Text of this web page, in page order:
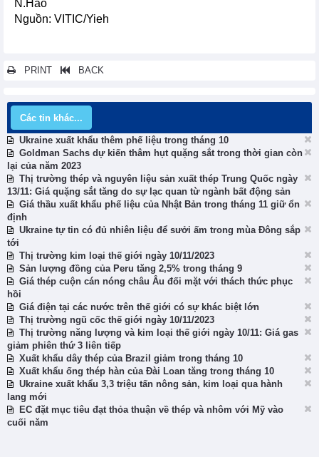
N.Hao
Nguồn: VITIC/Yieh
PRINT BACK
Các tin khác...
Ukraine xuất khẩu thêm phế liệu trong tháng 10
Goldman Sachs dự kiến thâm hụt quặng sắt trong thời gian còn
lại của năm 2023
Thị trường thép và nguyên liệu sản xuất thép Trung Quốc ngày
13/11: Giá quặng sắt tăng do sự lạc quan từ ngành bất động sản
Giá thầu xuất khẩu phế liệu của Nhật Bản trong tháng 11 giữ ổn
định
Ukraine tự tin có đủ nhiên liệu để sưởi ấm trong mùa Đông sắp
tới
Thị trường kim loại thế giới ngày 10/11/2023
Sản lượng đồng của Peru tăng 2,5% trong tháng 9
Giá thép cuộn cán nóng châu Âu đối mặt với thách thức phục
hồi
Giá điện tại các nước trên thế giới có sự khác biệt lớn
Thị trường ngũ cốc thế giới ngày 10/11/2023
Thị trường năng lượng và kim loại thế giới ngày 10/11: Giá gas
giảm phiên thứ 3 liên tiếp
Xuất khẩu dây thép của Brazil giảm trong tháng 10
Xuất khẩu ống thép hàn của Đài Loan tăng trong tháng 10
Ukraine xuất khẩu 3,3 triệu tấn nông sản, kim loại qua hành
lang mới
EC đặt mục tiêu đạt thỏa thuận về thép và nhôm với Mỹ vào
cuối năm